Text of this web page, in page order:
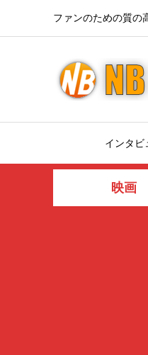
ファンのための質の
インタビ
映画